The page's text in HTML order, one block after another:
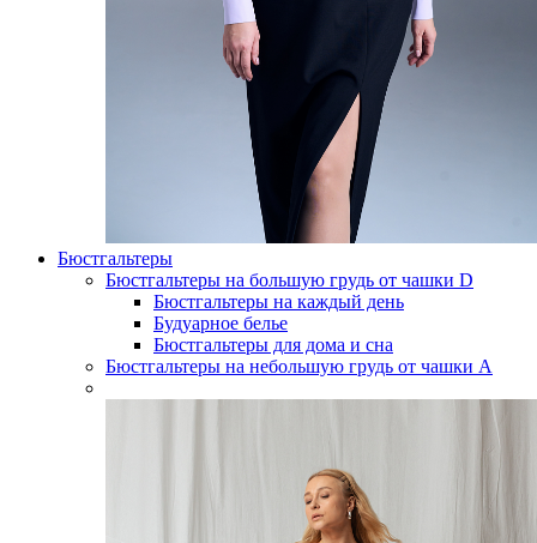
Бюстгальтеры
Бюстгальтеры на большую грудь от чашки D
Бюстгальтеры на каждый день
Будуарное белье
Бюстгальтеры для дома и сна
Бюстгальтеры на небольшую грудь от чашки А